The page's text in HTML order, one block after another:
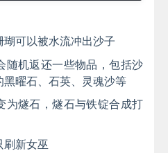
瑚可以被水流冲出沙子
随机返还一些物品，包括沙
曜石、石英、灵魂沙等
为燧石，燧石与铁锭合成打
刷新女巫